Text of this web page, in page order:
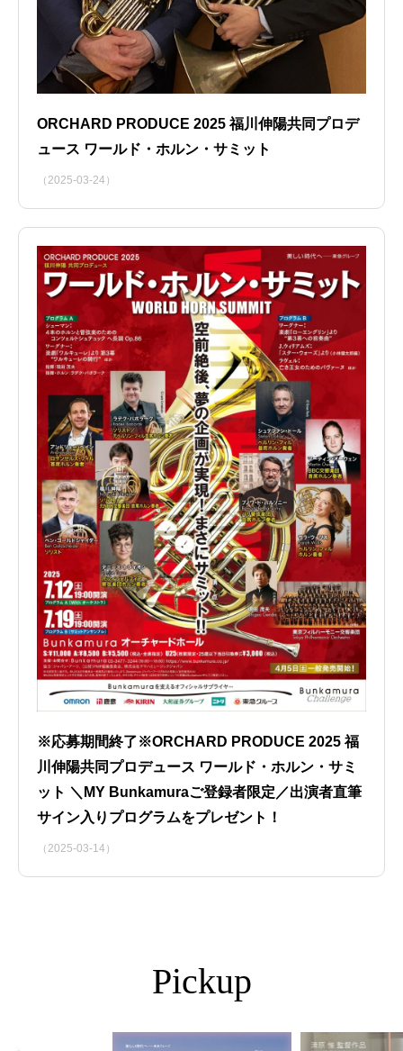
ORCHARD PRODUCE 2025 福川伸陽共同プロデ
ュース ワールド・ホルン・サミット
（2025-03-24）
※応募期間終了※ORCHARD PRODUCE 2025 福
川伸陽共同プロデュース ワールド・ホルン・サミ
ット ＼MY Bunkamuraご登録者限定／出演者直筆
サイン入りプログラムをプレゼント！
（2025-03-14）
Pickup